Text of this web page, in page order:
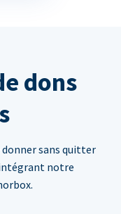
dons
sans quitter
notre